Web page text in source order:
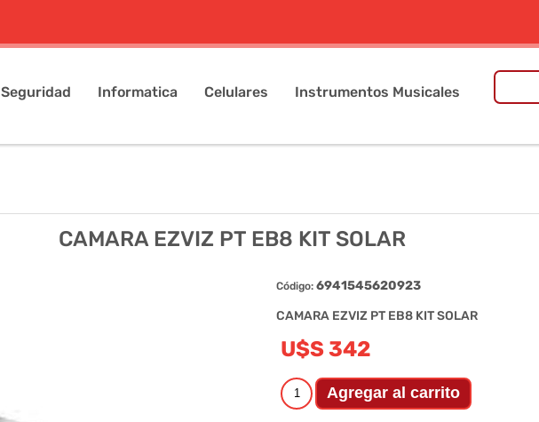
Seguridad Informatica Celulares Instrumentos Musicales
CAMARA EZVIZ PT EB8 KIT SOLAR
Código: 6941545620923
CAMARA EZVIZ PT EB8 KIT SOLAR
U$S 342